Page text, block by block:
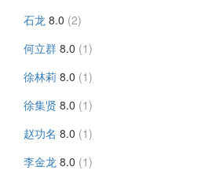
石龙 8.0 (2)
何立群 8.0 (1)
徐林莉 8.0 (1)
徐集贤 8.0 (1)
赵功名 8.0 (1)
李金龙 8.0 (1)